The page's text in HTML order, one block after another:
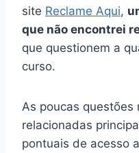
site Reclame Aqui,
que não encontrei
que questionem a
curso.
As poucas
relacionadas
pontuais de acesso